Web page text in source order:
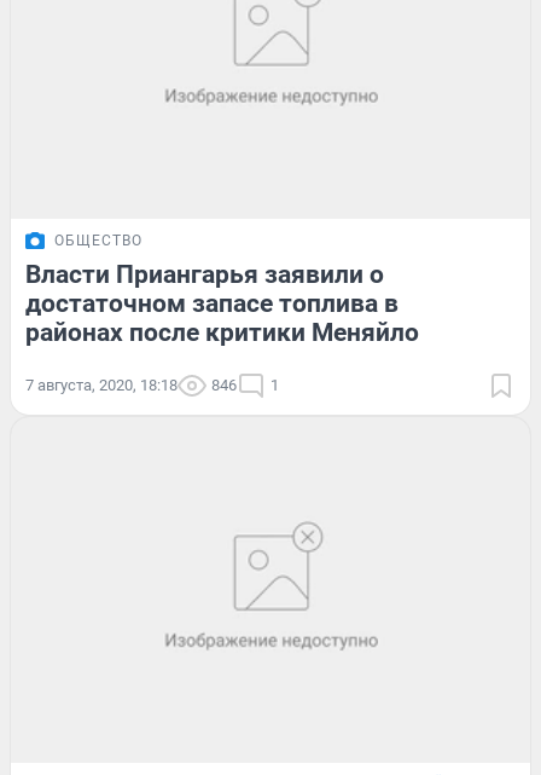
ОБЩЕСТВО
Власти Приангарья заявили о
достаточном запасе топлива в
районах после критики Меняйло
7 августа, 2020, 18:18 846 1